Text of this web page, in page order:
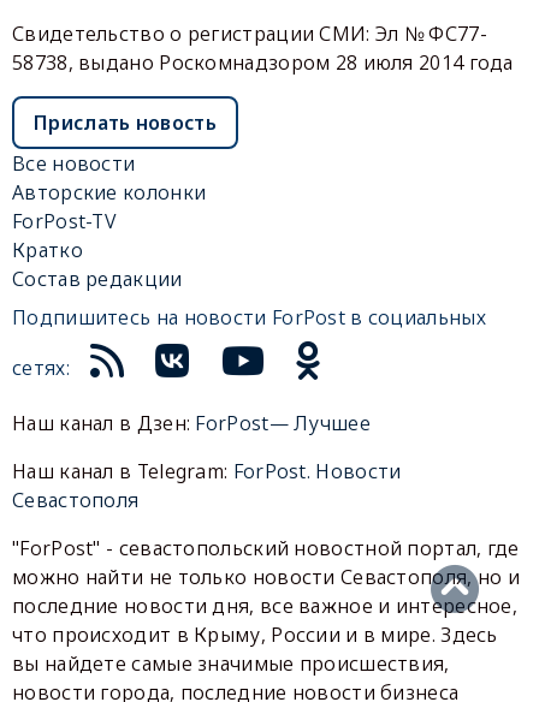
Свидетельство о регистрации СМИ: Эл № ФС77-
58738, выдано Роскомнадзором 28 июля 2014 года
Прислать новость
Все новости
Авторские колонки
ForPost-TV
Кратко
Состав редакции
Подпишитесь на новости ForPost в социальных
сетях:
Наш канал в Дзен: ForPost— Лучшее
Наш канал в Telegram: ForPost. Новости
Севастополя
"ForPost" - севастопольский новостной портал, где
можно найти не только новости Севастополя, но и
последние новости дня, все важное и интересное,
что происходит в Крыму, России и в мире. Здесь
вы найдете самые значимые происшествия,
новости города, последние новости бизнеса